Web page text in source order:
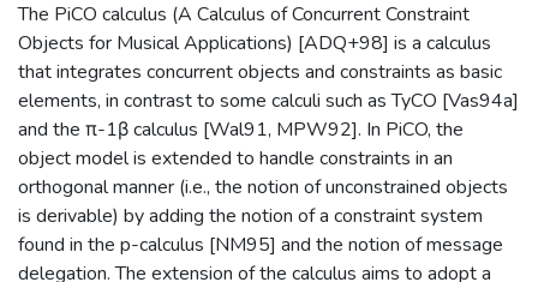
The PiCO calculus (A Calculus of Concurrent Constraint
Objects for Musical Applications) [ADQ+98] is a calculus
that integrates concurrent objects and constraints as basic
elements, in contrast to some calculi such as TyCO [Vas94a]
and the π-1β calculus [Wal91, MPW92]. In PiCO, the
object model is extended to handle constraints in an
orthogonal manner (i.e., the notion of unconstrained objects
is derivable) by adding the notion of a constraint system
found in the p-calculus [NM95] and the notion of message
delegation. The extension of the calculus aims to adopt a